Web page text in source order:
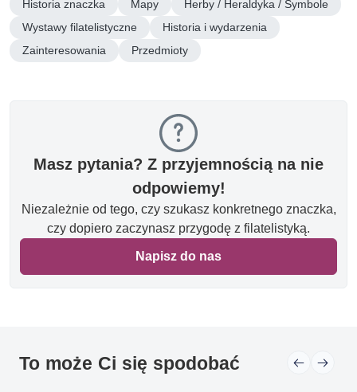
Historia znaczka Mapy
Herby / Heraldyka / Symbole
Wystawy filatelistyczne
Historia i wydarzenia
Zainteresowania
Przedmioty
Masz pytania? Z przyjemnością na nie
odpowiemy!
Niezależnie od tego, czy szukasz konkretnego znaczka,
czy dopiero zaczynasz przygodę z filatelistyką.
Napisz do nas
To może Ci się spodobać